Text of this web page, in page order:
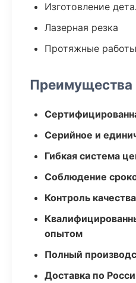
Изготовление
Лазерная резка
Протяжные работы
Преимущества
Серийное и
Гибкая система
Соблюдение
Контроль
опытом
Полный
Доставка по